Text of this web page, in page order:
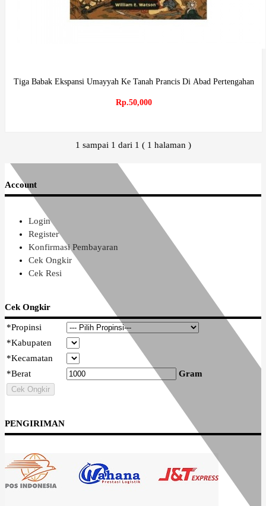
Tiga Babak Ekspansi Umayyah Ke Tanah Prancis Di Abad Pertengahan
Rp.50,000
1 sampai 1 dari 1 ( 1 halaman )
Account
Login
Register
Konfirmasi Pembayaran
Cek Ongkir
Cek Resi
Cek Ongkir
*Propinsi
*Kabupaten
*Kecamatan
*Berat Gram
Cek Ongkir
PENGIRIMAN